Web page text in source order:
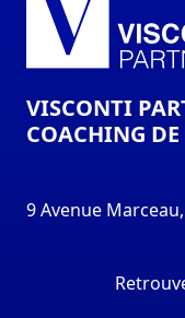
VISCONTI
COACHING
9 Avenue